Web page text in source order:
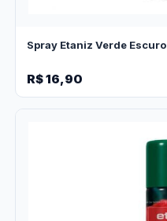
Spray Etaniz Verde Escuro
R$ 16,90